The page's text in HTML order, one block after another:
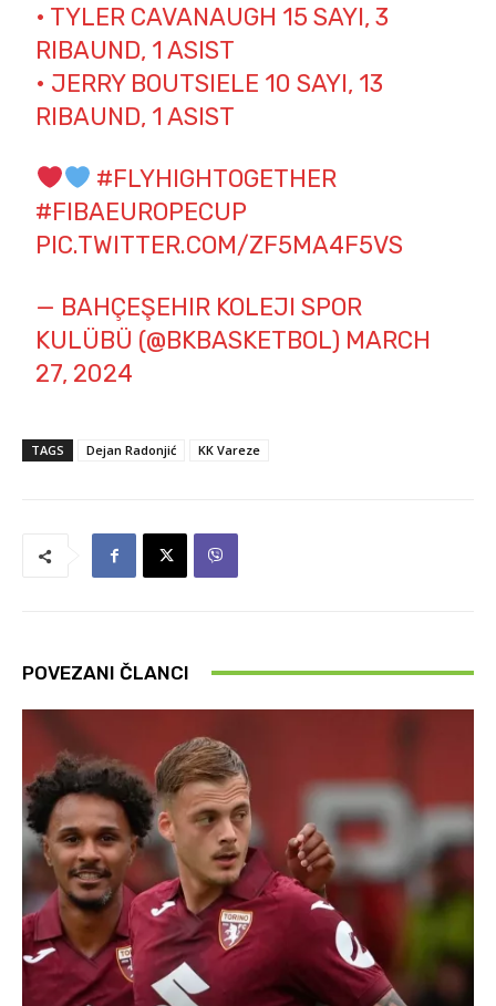
• TYLER CAVANAUGH 15 SAYI, 3
RIBAUND, 1 ASIST
• JERRY BOUTSIELE 10 SAYI, 13
RIBAUND, 1 ASIST
#FLYHIGHTOGETHER
#FIBAEUROPECUP
PIC.TWITTER.COM/ZF5MA4F5VS
— BAHÇEŞEHIR KOLEJI SPOR
KULÜBÜ (@BKBASKETBOL) MARCH
27, 2024
TAGS Dejan Radonjić KK Vareze
POVEZANI ČLANCI